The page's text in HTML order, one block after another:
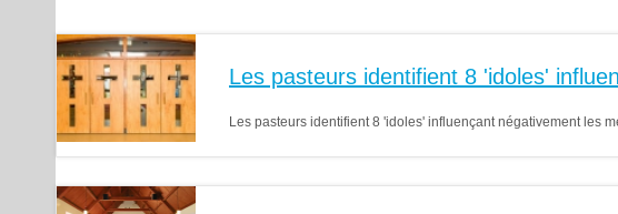
Les pasteurs identifient 8 'idoles'
Les pasteurs identifient 8 'idoles' influençant négativement les